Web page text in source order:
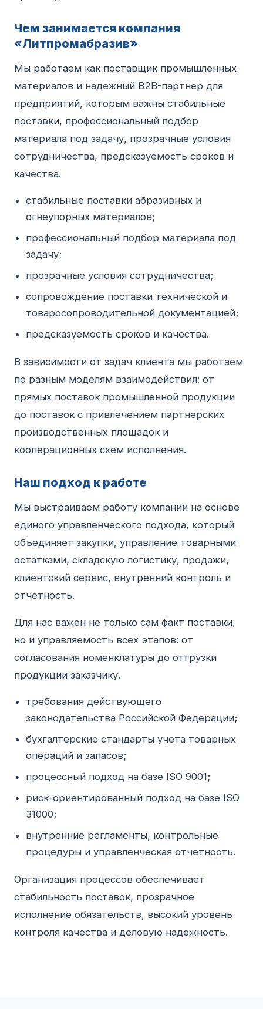
Чем занимается компания
«Литпромабразив»
Мы работаем как поставщик промышленных
материалов и надежный B2B-партнер для
предприятий, которым важны стабильные
поставки, профессиональный подбор
материала под задачу, прозрачные условия
сотрудничества, предсказуемость сроков и
качества.
стабильные поставки абразивных и
огнеупорных материалов;
профессиональный подбор материала под
задачу;
прозрачные условия сотрудничества;
сопровождение поставки технической и
товаросопроводительной документацией;
предсказуемость сроков и качества.
В зависимости от задач клиента мы работаем
по разным моделям взаимодействия: от
прямых поставок промышленной продукции
до поставок с привлечением партнерских
производственных площадок и
кооперационных схем исполнения.
Наш подход к работе
Мы выстраиваем работу компании на основе
единого управленческого подхода, который
объединяет закупки, управление товарными
остатками, складскую логистику, продажи,
клиентский сервис, внутренний контроль и
отчетность.
Для нас важен не только сам факт поставки,
но и управляемость всех этапов: от
согласования номенклатуры до отгрузки
продукции заказчику.
требования действующего
законодательства Российской Федерации;
бухгалтерские стандарты учета товарных
операций и запасов;
процессный подход на базе ISO 9001;
риск-ориентированный подход на базе ISO
31000;
внутренние регламенты, контрольные
процедуры и управленческая отчетность.
Организация процессов обеспечивает
стабильность поставок, прозрачное
исполнение обязательств, высокий уровень
контроля качества и деловую надежность.